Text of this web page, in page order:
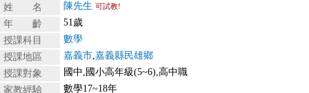
姓 名
陳先生 可試教!
年 齡
51歲
授課科目
數學
授課地區
嘉義市 嘉義縣民雄鄉
授課對象
國中,國小高年級(5~6),高中職
家教經驗
數學17~18年